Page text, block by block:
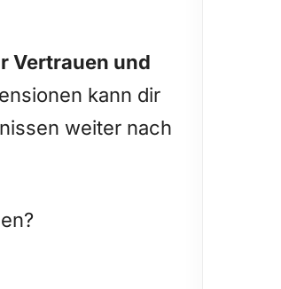
Vertrauen und
kann dir
weiter nach